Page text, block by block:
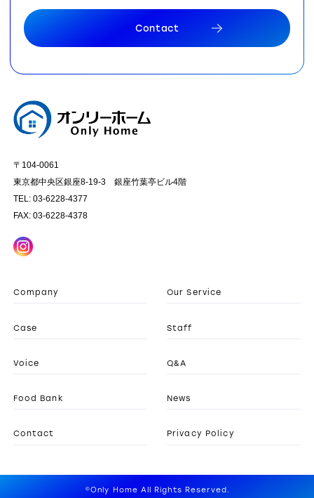
Contact
〒104-0061
東京都中央区銀座8-19-3 銀座竹葉亭ビル4階
TEL: 03-6228-4377
FAX: 03-6228-4378
Company Our Service
Case Staff
Voice Q&A
Food Bank News
Contact Privacy Policy
©Only Home All Rights Reserved.